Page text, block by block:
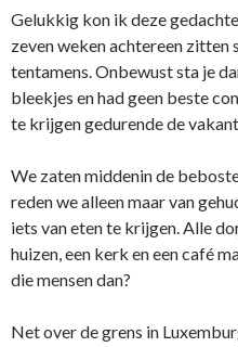
Gelukkig kon ik deze
zeven weken achtereen zitten
tentamens. Onbewust sta je
bleekjes en had geen beste
te krijgen gedurende de
We zaten middenin de
reden we alleen maar van
iets van eten te krijgen. Alle
huizen, een kerk en een café
die mensen dan?
Net over de grens in